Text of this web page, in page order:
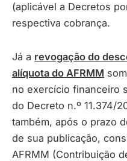
(aplicável a Decretos
respectiva cobrança.
Já a revogação do
alíquota do AFRMM
no exercício financeiro
do Decreto n.º 11.374/
também, após o prazo
de sua publicação,
AFRMM (Contribuição